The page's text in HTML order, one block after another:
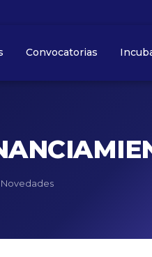
Convocatorias
Novedades